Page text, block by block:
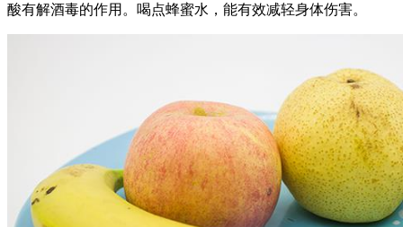
酸有解酒毒的作用。喝点蜂蜜水，能有效减轻身体伤害。